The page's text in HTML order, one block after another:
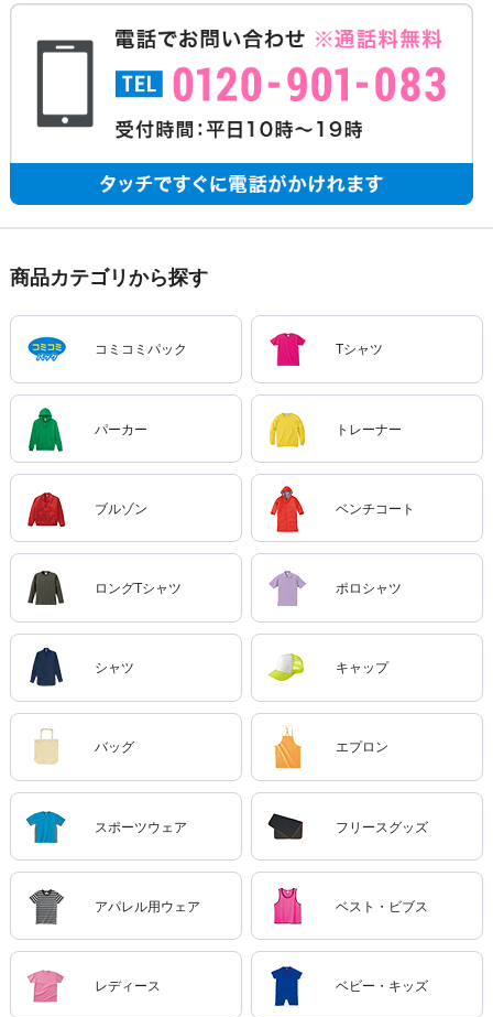
商品カテゴリから探す
コミコミパック Tシャツ
パーカー トレーナー
ブルゾン ベンチコート
ロングTシャツ ポロシャツ
シャツ キャップ
バッグ エプロン
スポーツウェア フリースグッズ
アパレル用ウェア ベスト・ビブス
レディース ベビー・キッズ